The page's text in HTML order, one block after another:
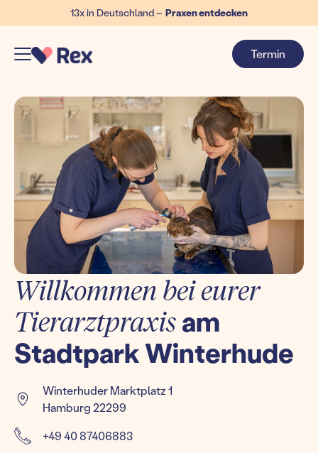
13x in Deutschland – Praxen entdecken
Termin
Willkommen bei eurer
Tierarztpraxisam
Stadtpark Winterhude
Winterhuder Marktplatz 1
Hamburg 22299
+49 40 87406883